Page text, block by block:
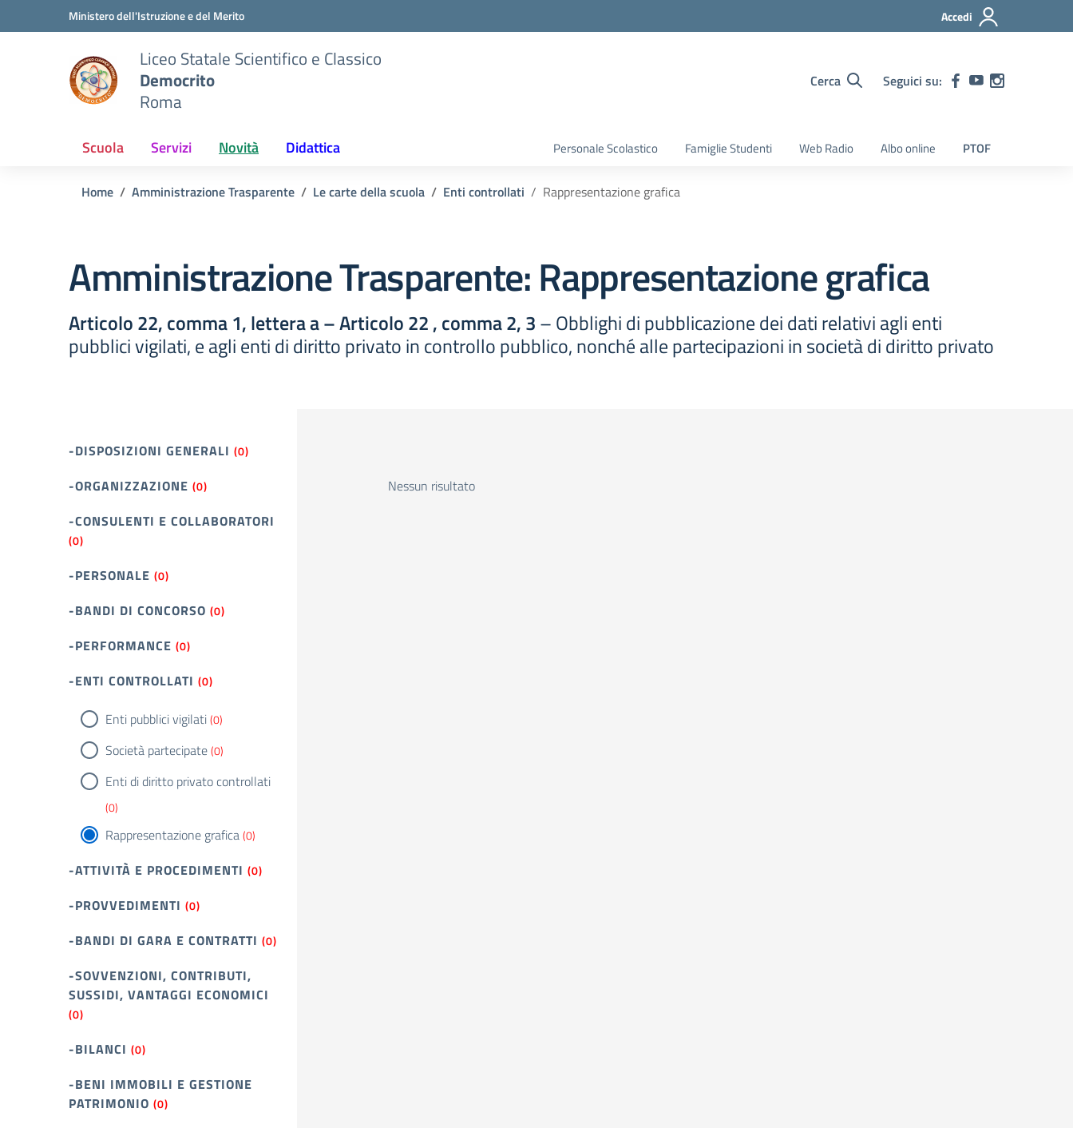
Vai ai contenuti
Vai al menu di navigazioneMinistero dell'Istruzione e del Merito Accedi
Liceo Statale Scientifico e Classico
Democrito
Roma
Cerca Seguici su:
Scuola Servizi Novità Didattica Personale Scolastico Famiglie Studenti Web Radio Albo online PTOF
Home Amministrazione Trasparente Le carte della scuola Enti controllati Rappresentazione grafica
Amministrazione Trasparente:Rappresentazione grafica
Articolo 22, comma 1, lettera a – Articolo 22 , comma 2, 3– Obblighi di pubblicazione dei dati relativi agli enti
pubblici vigilati, e agli enti di diritto privato in controllo pubblico, nonché alle partecipazioni in società di diritto privato
-DISPOSIZIONI GENERALI (0)
-ORGANIZZAZIONE (0)
-CONSULENTI E COLLABORATORI
(0)
-PERSONALE (0)
-BANDI DI CONCORSO (0)
-PERFORMANCE (0)
-ENTI CONTROLLATI (0)
Enti pubblici vigilati(0)
Società partecipate(0)
Enti di diritto privato controllati
(0)
Rappresentazione grafica(0)
-ATTIVITÀ E PROCEDIMENTI (0)
-PROVVEDIMENTI (0)
-BANDI DI GARA E CONTRATTI (0)
-SOVVENZIONI, CONTRIBUTI,
SUSSIDI, VANTAGGI ECONOMICI
(0)
-BILANCI (0)
-BENI IMMOBILI E GESTIONE
PATRIMONIO (0)
Nessun risultato